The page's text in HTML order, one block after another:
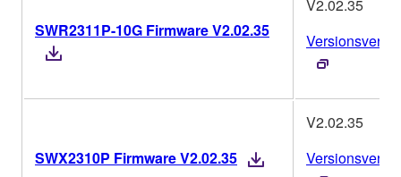
SWR2311P-10G Firmware V2.02.35
V2.02.35
SWX2310P Firmware V2.02.35
V2.02.35